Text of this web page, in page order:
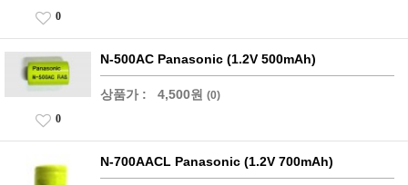
0
N-500AC Panasonic (1.2V 500mAh)
상품가 : 4,500원 (0)
0
N-700AACL Panasonic (1.2V 700mAh)